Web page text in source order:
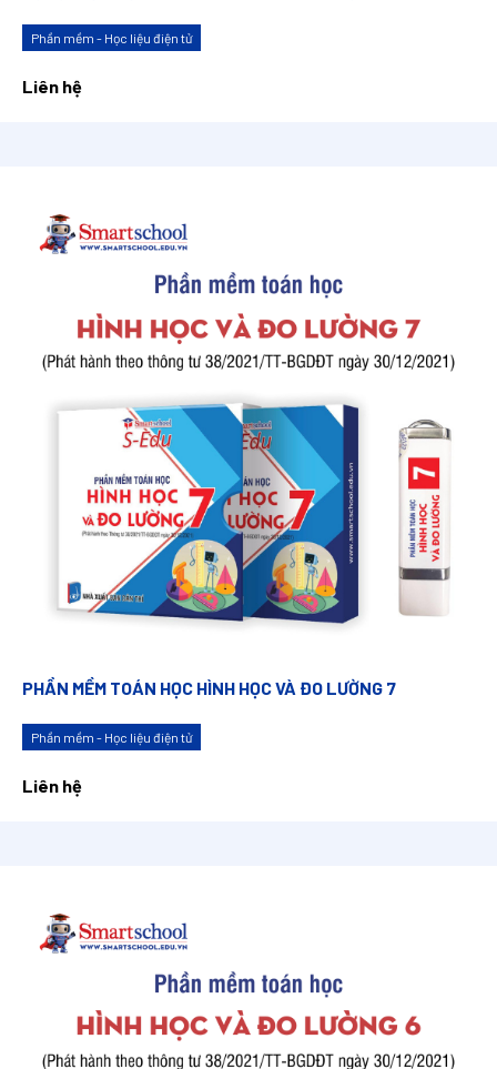
Phần mềm - Học liệu điện tử
Liên hệ
PHẦN MỀM TOÁN HỌC HÌNH HỌC VÀ ĐO LƯỜNG 7
Phần mềm - Học liệu điện tử
Liên hệ